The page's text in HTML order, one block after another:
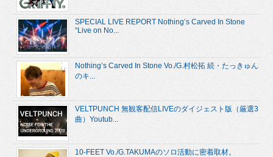
SPECIAL LIVE REPORT Nothing’s Carved In Stone
“Live on No...
Nothing’s Carved In Stone Vo./G.村松拓 続・たっきゅん
のキ...
VELTPUNCH 無観客配信LIVEのダイジェスト版（厳選3
曲）Youtub...
10-FEET Vo./G.TAKUMAのソロ活動に密着取材。